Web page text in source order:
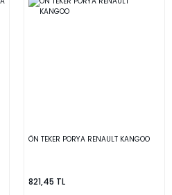
ÖN TEKER PORYA RENAULT KANGOO
821,45 TL